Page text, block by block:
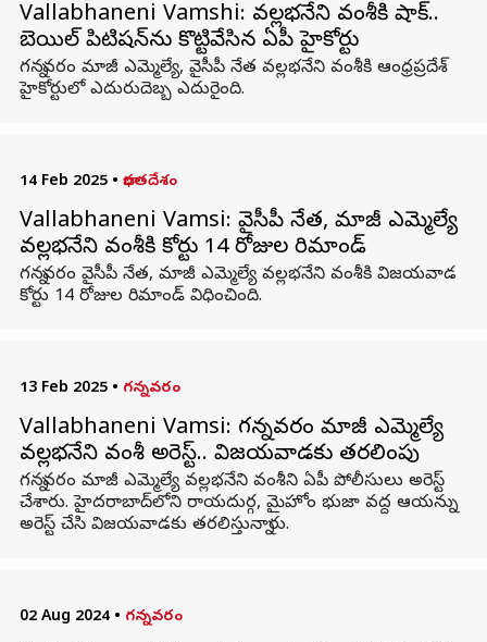
Vallabhaneni Vamshi: వల్లభనేని వంశీకి షాక్..
బెయిల్‌ పిటిషన్‌ను కొట్టివేసిన ఏపీ హైకోర్టు
గన్నవరం మాజీ ఎమ్మెల్యే, వైసీపీ నేత వల్లభనేని వంశీకి ఆంధ్రప్రదేశ్
హైకోర్టులో ఎదురుదెబ్బ ఎదురైంది.
14 Feb 2025 • భారతదేశం
Vallabhaneni Vamsi: వైసీపీ నేత, మాజీ ఎమ్మెల్యే
వల్లభనేని వంశీకి కోర్టు 14 రోజుల రిమాండ్
గన్నవరం వైసీపీ నేత, మాజీ ఎమ్మెల్యే వల్లభనేని వంశీకి విజయవాడ
కోర్టు 14 రోజుల రిమాండ్‌ విధించింది.
13 Feb 2025 • గన్నవరం
Vallabhaneni Vamsi: గన్నవరం మాజీ ఎమ్మెల్యే
వల్లభనేని వంశీ అరెస్ట్.. విజయవాడకు తరలింపు
గన్నవరం మాజీ ఎమ్మెల్యే వల్లభనేని వంశీని ఏపీ పోలీసులు అరెస్ట్
చేశారు. హైదరాబాద్‌లోని రాయదుర్గ, మైహోం భుజా వద్ద ఆయన్ను
అరెస్ట్ చేసి విజయవాడకు తరలిస్తున్నారు.
02 Aug 2024 • గన్నవరం